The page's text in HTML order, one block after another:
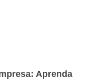
Aprenda